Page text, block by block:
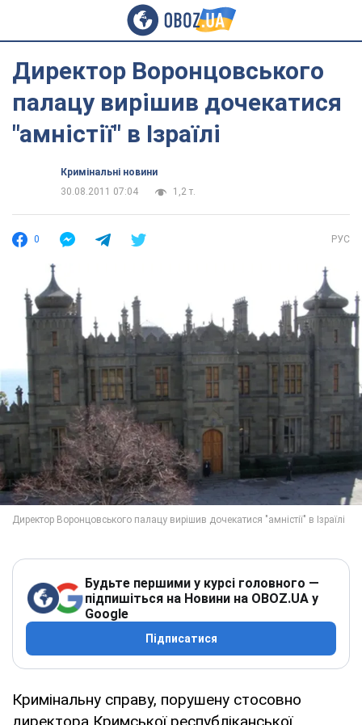
Директор Воронцовського
палацу вирішив дочекатися
"амністії" в Ізраїлі
Кримінальні новини
30.08.2011 07:04
1,2 т.
0 РУС
Будьте першими у курсі головного —
підпишіться на Новини на OBOZ.UA у
Google
Підписатися
Кримінальну справу, порушену стосовно
директора Кримської республіканської